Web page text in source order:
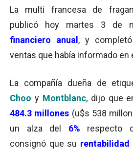
La multi francesa de
publicó hoy martes 3 de
financiero anual , y
ventas que había informado en
La compañía dueña de
Choo y Montblanc, dijo que
484.3 millones (u$s 538
un alza del 6% respecto
consignó que su rentabilidad